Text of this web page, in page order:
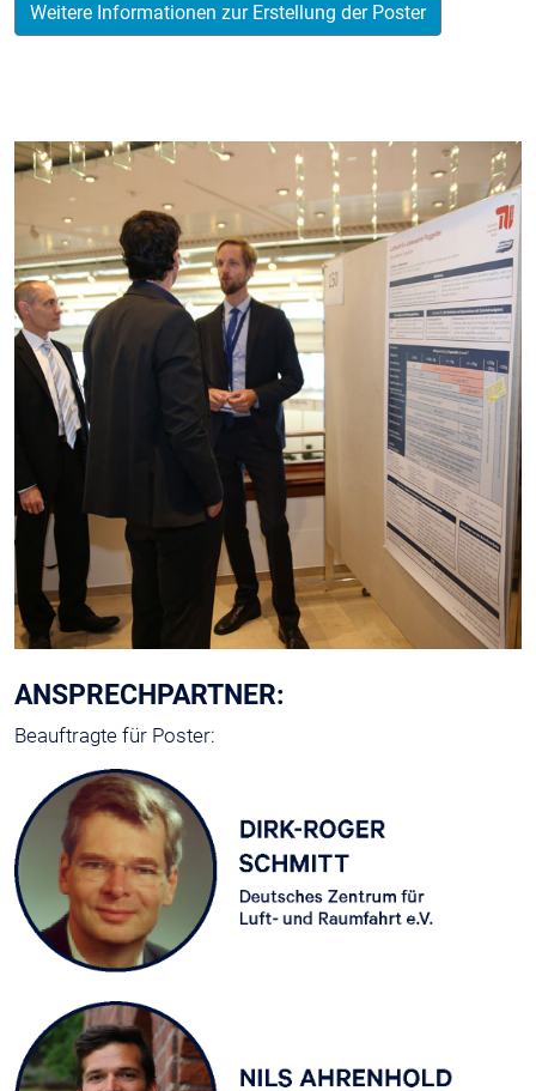
Weitere Informationen zur Erstellung der Poster
ANSPRECHPARTNER:
Beauftragte für Poster: